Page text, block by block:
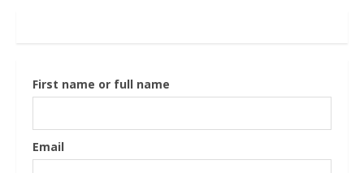
First name or full name
Email